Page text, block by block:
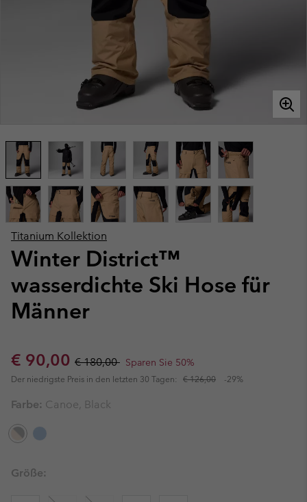
Titanium Kollektion
Winter District™
wasserdichte Ski Hose für
Männer
Sale price:
€ 90,00 Regular price:
€ 180,00 Sparen Sie 50%
Der niedrigste Preis in den letzten 30 Tagen: € 126,00 -29%
Farbe: Canoe, Black
Größe: